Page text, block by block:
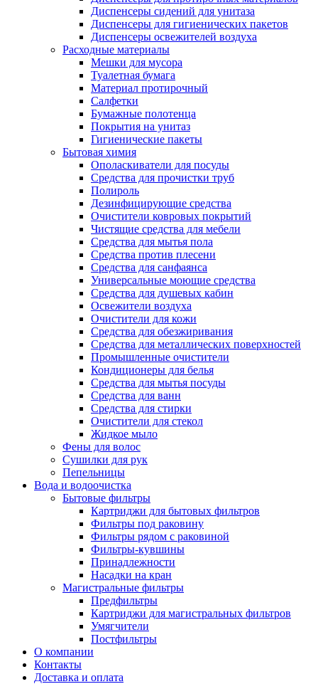
Диспенсеры сидений для унитаза
Диспенсеры для гигиенических пакетов
Диспенсеры освежителей воздуха
Расходные материалы
Мешки для мусора
Туалетная бумага
Материал протирочный
Салфетки
Бумажные полотенца
Покрытия на унитаз
Гигиенические пакеты
Бытовая химия
Ополаскиватели для посуды
Средства для прочистки труб
Полироль
Дезинфицирующие средства
Очистители ковровых покрытий
Чистящие средства для мебели
Средства для мытья пола
Средства против плесени
Средства для санфаянса
Универсальные моющие средства
Средства для душевых кабин
Освежители воздуха
Очистители для кожи
Средства для обезжиривания
Средства для металлических поверхностей
Промышленные очистители
Кондиционеры для белья
Средства для мытья посуды
Средства для ванн
Средства для стирки
Очистители для стекол
Жидкое мыло
Фены для волос
Сушилки для рук
Пепельницы
Вода и водоочистка
Бытовые фильтры
Картриджи для бытовых фильтров
Фильтры под раковину
Фильтры рядом с раковиной
Фильтры-кувшины
Принадлежности
Насадки на кран
Магистральные фильтры
Предфильтры
Картриджи для магистральных фильтров
Умягчители
Постфильтры
О компании
Контакты
Доставка и оплата